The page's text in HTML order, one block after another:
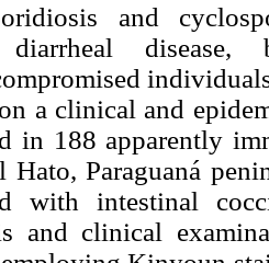
and
diarrheal
a clinical and
in 188 apparently
Paraguaná
with intestinal
and clinical